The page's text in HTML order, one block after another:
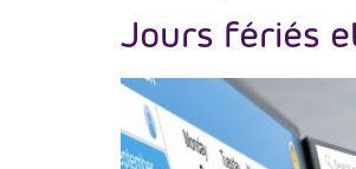
Jours fériés